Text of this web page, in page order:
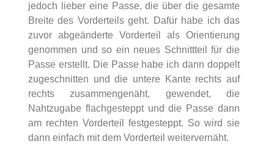
jedoch lieber eine Passe, die über die gesamte
Breite des Vorderteils geht. Dafür habe ich das
zuvor abgeänderte Vorderteil als Orientierung
genommen und so ein neues Schnittteil für die
Passe erstellt. Die Passe habe ich dann doppelt
zugeschnitten und die untere Kante rechts auf
rechts zusammengenäht, gewendet, die
Nahtzugabe flachgesteppt und die Passe dann
am rechten Vorderteil festgesteppt. So wird sie
dann einfach mit dem Vorderteil weitervernäht.